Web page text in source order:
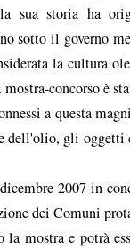
sua storia ha
sotto il governo
la cultura
concorso è
a questa
gli oggetti
2007 in
dei Comuni
mostra e potrà